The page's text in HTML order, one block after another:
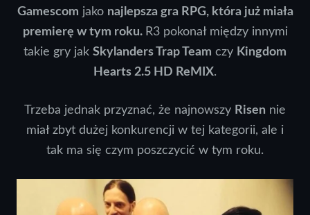
Gamescom jako najlepsza gra RPG, która już miała
premierę w tym roku. R3 pokonał między innymi
takie gry jak Skylanders Trap Team czy Kingdom
Hearts 2.5 HD ReMIX.
Trzeba jednak przyznać, że najnowszy Risen nie
miał zbyt dużej konkurencji w tej kategorii, ale i
tak ma się czym poszczycić w tym roku.